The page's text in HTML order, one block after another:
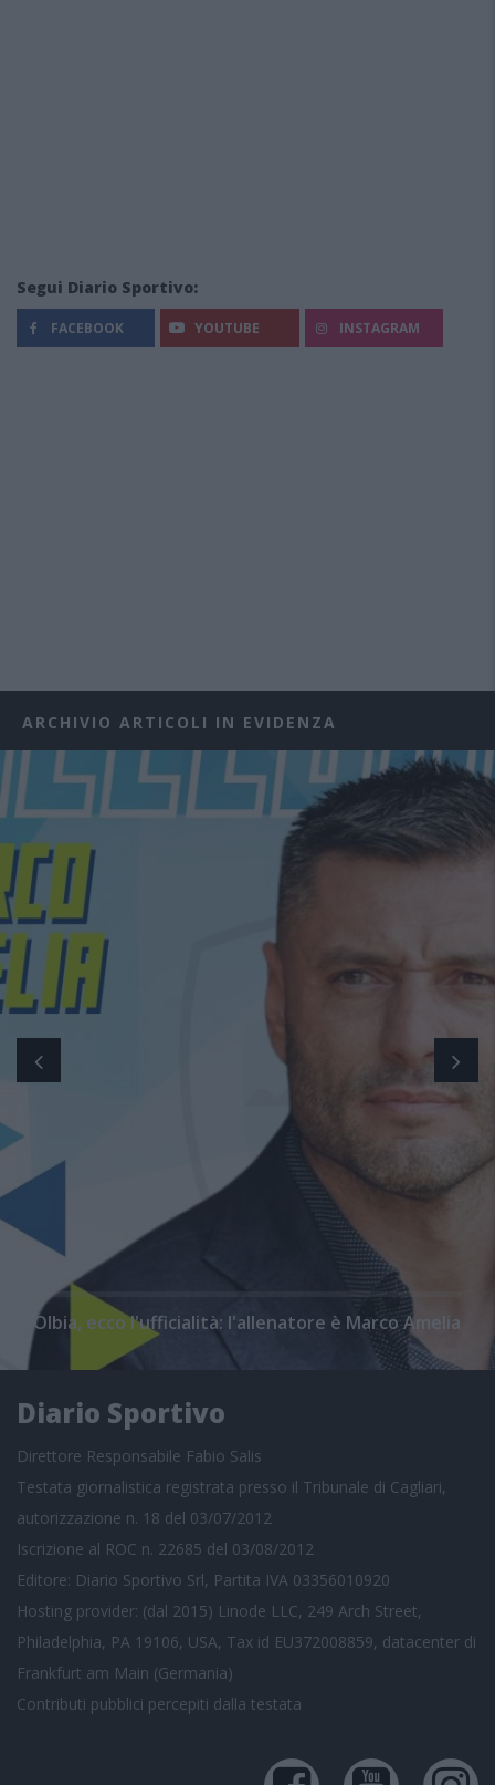
Segui Diario Sportivo:
FACEBOOK YOUTUBE INSTAGRAM
ARCHIVIO ARTICOLI IN EVIDENZA
Olbia, ecco l'ufficialità: l'allenatore è Marco Amelia
Diario Sportivo
Direttore Responsabile Fabio Salis
Testata giornalistica registrata presso il Tribunale di Cagliari,
autorizzazione n. 18 del 03/07/2012
Iscrizione al ROC n. 22685 del 03/08/2012
Editore: Diario Sportivo Srl, Partita IVA 03356010920
Hosting provider: (dal 2015) Linode LLC, 249 Arch Street,
Philadelphia, PA 19106, USA, Tax id EU372008859, datacenter di
Frankfurt am Main (Germania)
Contributi pubblici percepiti dalla testata